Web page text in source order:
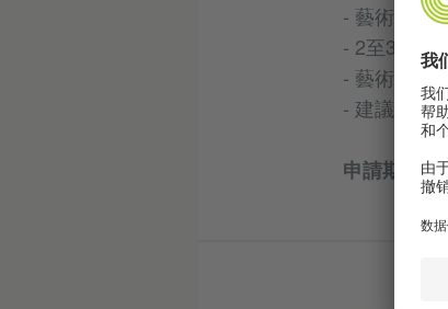
- 藝術家簡
- 2至3張藝
- 藝術家的
- 建議項目
申請期現